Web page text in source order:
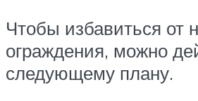
Чтобы избавиться от
ограждения, можно
следующему плану.